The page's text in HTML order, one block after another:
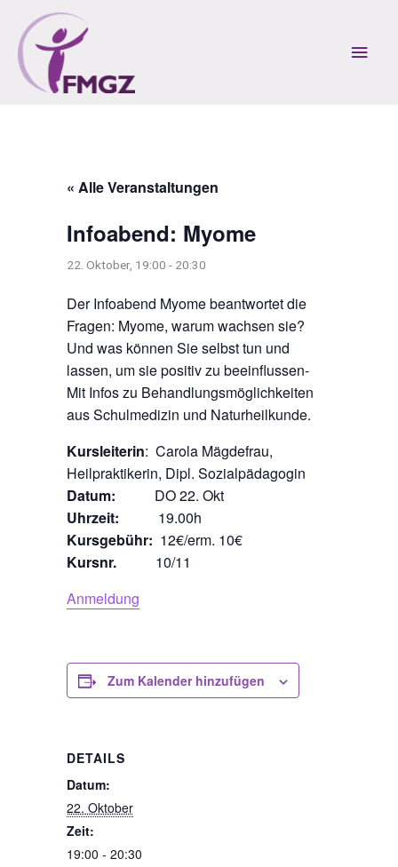
Inhalt
springen
« Alle Veranstaltungen
Infoabend: Myome
22. Oktober, 19:00 - 20:30
Der Infoabend Myome beantwortet die
Fragen: Myome, warum wachsen sie?
Und was können Sie selbst tun und
lassen, um sie positiv zu beeinflussen-
Mit Infos zu Behandlungsmöglichkeiten
aus Schulmedizin und Naturheilkunde.
Kursleiterin: Carola Mägdefrau,
Heilpraktikerin, Dipl. Sozialpädagogin
Datum: DO 22. Okt
Uhrzeit: 19.00h
Kursgebühr: 12€/erm. 10€
Kursnr. 10/11
Anmeldung
Zum Kalender hinzufügen
DETAILS
Datum:
22. Oktober
Zeit:
19:00 - 20:30